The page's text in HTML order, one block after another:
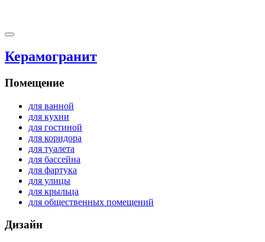
Керамогранит
Помещение
для ванной
для кухни
для гостиной
для коридора
для туалета
для бассейна
для фартука
для улицы
для крыльца
для общественных помещений
Дизайн